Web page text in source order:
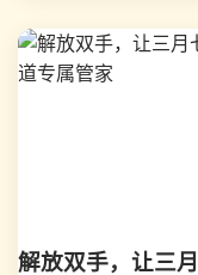
解放双手，让三